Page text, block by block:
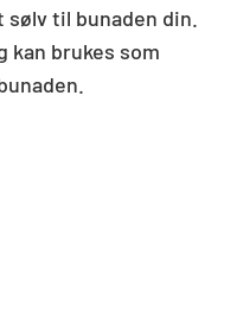
til bunaden din.
brukes som